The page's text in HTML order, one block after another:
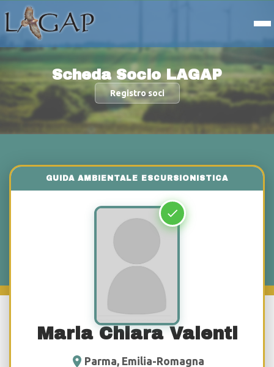
Scheda Socio LAGAP
Registro soci
Maria Chiara Valenti
Parma, Emilia-Romagna